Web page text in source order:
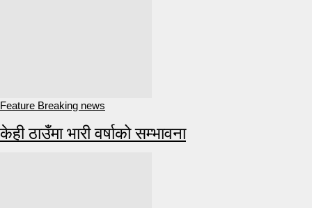
Feature Breaking news
केही ठाउँमा भारी वर्षाको सम्भावना